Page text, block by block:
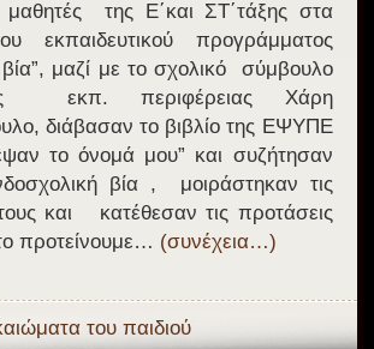
μαθητές της Ε΄και ΣΤ΄τάξης στα
εκπαιδευτικού προγράμματος
μαζί με το σχολικό σύμβουλο
εκπ. περιφέρειας Χάρη
διάβασαν το βιβλίο της ΕΨΥΠΕ
το όνομά μου” και συζήτησαν
βία , μοιράστηκαν τις
και κατέθεσαν τις προτάσεις
προτείνουμε… (συνέχεια…)
του παιδιού